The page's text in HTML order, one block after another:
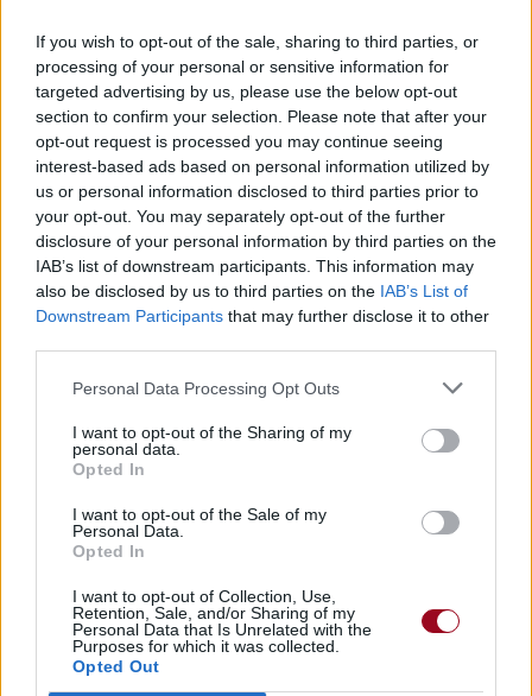
If you wish to opt-out of the sale, sharing to third parties, or
processing of your personal or sensitive information for
targeted advertising by us, please use the below opt-out
section to confirm your selection. Please note that after your
opt-out request is processed you may continue seeing
interest-based ads based on personal information utilized by
us or personal information disclosed to third parties prior to
your opt-out. You may separately opt-out of the further
disclosure of your personal information by third parties on the
IAB’s list of downstream participants. This information may
also be disclosed by us to third parties on the IAB’s List of
Downstream Participants that may further disclose it to other
Personal Data Processing Opt Outs
I want to opt-out of the Sharing of my
personal data.
Opted In
I want to opt-out of the Sale of my
Personal Data.
Opted In
I want to opt-out of Collection, Use,
Retention, Sale, and/or Sharing of my
Personal Data that Is Unrelated with the
Purposes for which it was collected.
Opted Out